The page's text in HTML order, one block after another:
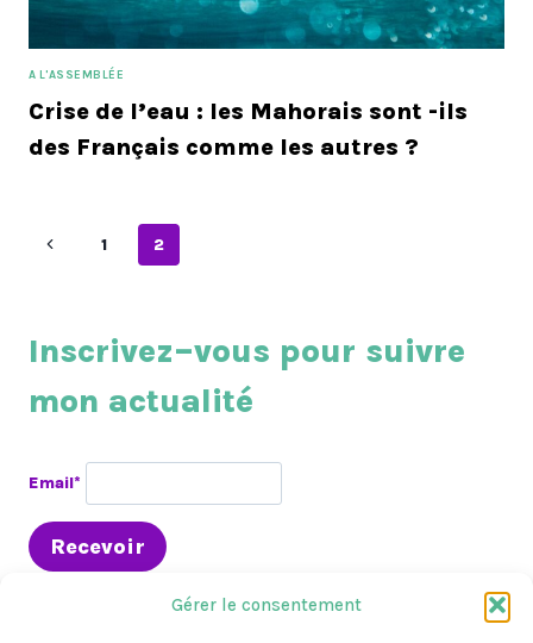
Gérer le consentement
A L'ASSEMBLÉE
Crise de l’eau : les Mahorais sont -ils
des Français comme les autres ?
Navigation
page
Page
1 2
Inscrivez–vous pour suivre
mon actualité
Email*